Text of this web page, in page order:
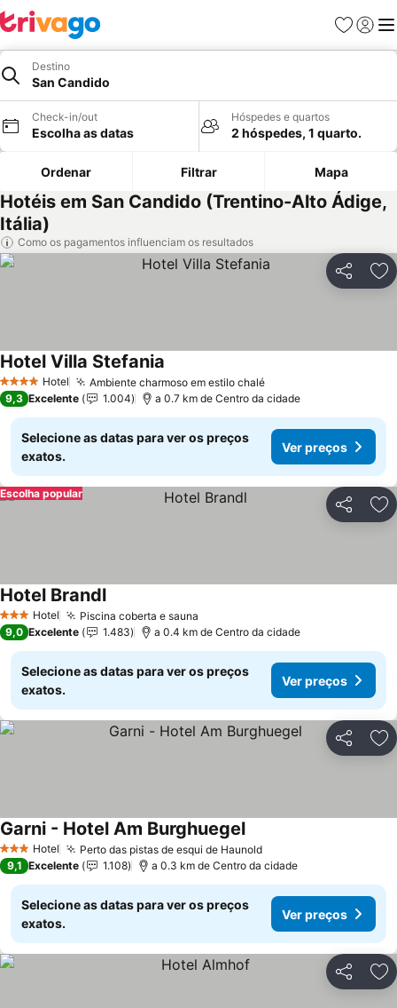
Favoritos
Iniciar
Destino
San Candido
Check-in/out
Escolha as datas
Hóspedes e quartos
2 hóspedes, 1 quarto.
Ordenar Filtrar Mapa
Hotéis em San Candido (Trentino-Alto Ádige,
Itália)
Como os pagamentos influenciam os resultados
Partilhar
4 EstrelasHotel Ambiente charmoso em estilo chalé
Hotel Villa Stefania
9,3 Excelente 1.004 a 0.7 km de Centro da cidade
Selecione as datas para ver os preços
exatos.
Ver preços
Partilhar
Escolha popular
3 EstrelasHotel Piscina coberta e sauna
Hotel Brandl
9,0 Excelente 1.483 a 0.4 km de Centro da cidade
Selecione as datas para ver os preços
exatos.
Ver preços
Partilhar
3 EstrelasHotel Perto das pistas de esqui de Haunold
Garni - Hotel Am Burghuegel
9,1 Excelente 1.108 a 0.3 km de Centro da cidade
Selecione as datas para ver os preços
exatos.
Ver preços
Partilhar